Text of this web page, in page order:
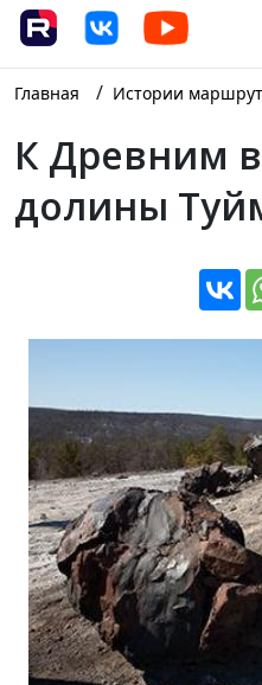
Главная / Истории
К Древним
долины